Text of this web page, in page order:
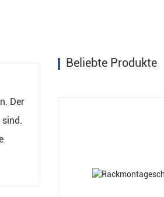
Der
Beliebte Produkte